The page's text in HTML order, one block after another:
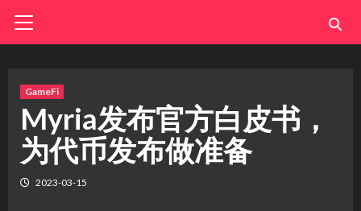
Menu
GameFi
Myria发布官方白皮书，
为代币发布做准备
2023-03-15